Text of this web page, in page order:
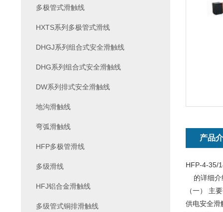
产品
HFP-4-35/
的详细介
（一） 主
供电安全滑
多极管式滑触线
HXTS系列多极管式滑线
DHGJ系列组合式安全滑触线
DHG系列组合式安全滑触线
DW系列排式安全滑触线
地沟滑触线
弯弧滑触线
HFP多极管滑线
多级滑线
HFJ铝合金滑触线
多级管式铜排滑触线